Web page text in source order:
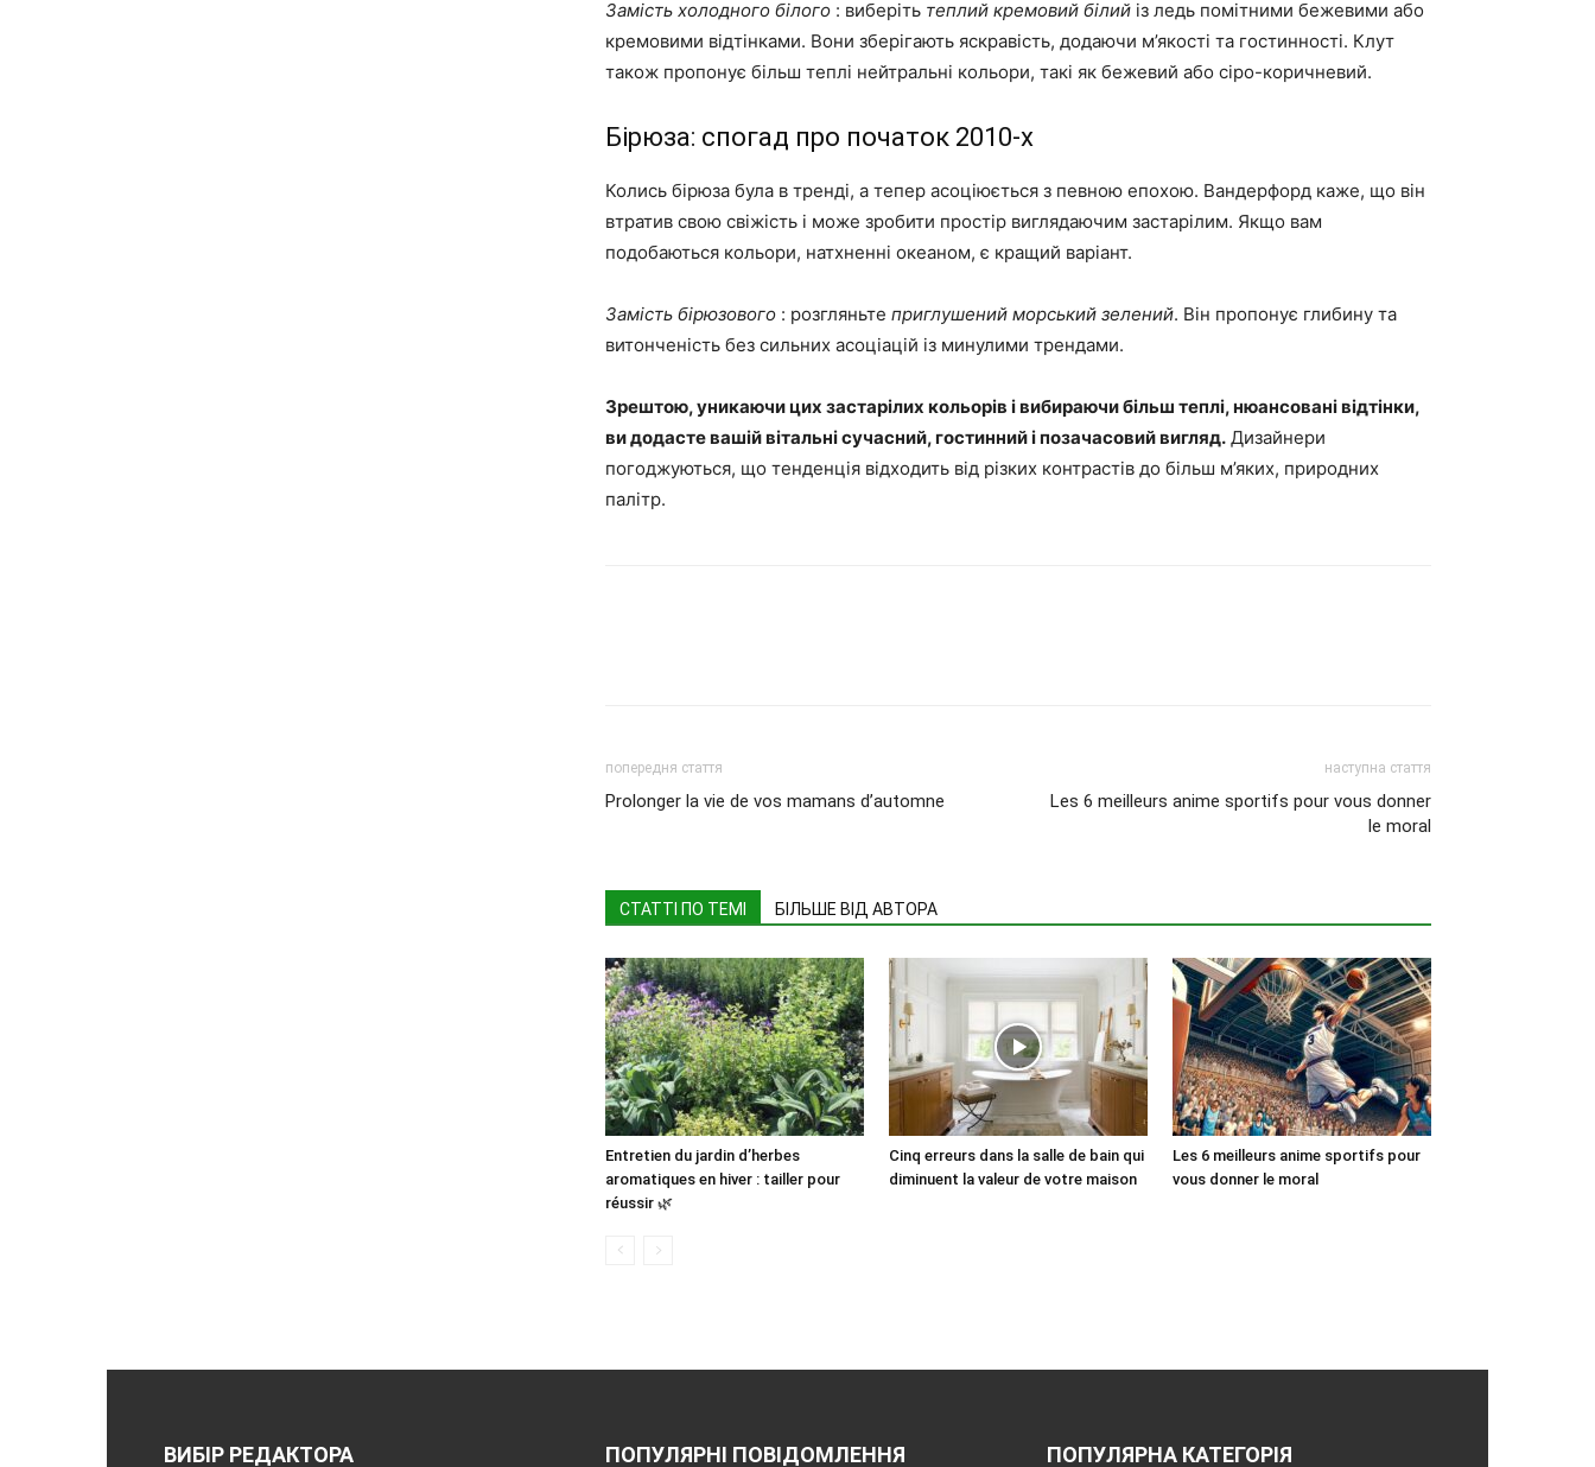
Замість холодного білого : виберіть теплий кремовий білий із ледь помітними бежевими або
кремовими відтінками. Вони зберігають яскравість, додаючи м’якості та гостинності. Клут
також пропонує більш теплі нейтральні кольори, такі як бежевий або сіро-коричневий.
Бірюза: спогад про початок 2010-х
Колись бірюза була в тренді, а тепер асоціюється з певною епохою. Вандерфорд каже, що він
втратив свою свіжість і може зробити простір виглядаючим застарілим. Якщо вам
подобаються кольори, натхненні океаном, є кращий варіант.
Замість бірюзового : розгляньте приглушений морський зелений. Він пропонує глибину та
витонченість без сильних асоціацій із минулими трендами.
Зрештою, уникаючи цих застарілих кольорів і вибираючи більш теплі, нюансовані відтінки,
ви додасте вашій вітальні сучасний, гостинний і позачасовий вигляд. Дизайнери
погоджуються, що тенденція відходить від різких контрастів до більш м’яких, природних
палітр.
попередня стаття
Prolonger la vie de vos mamans d’automne
наступна стаття
Les 6 meilleurs anime sportifs pour vous donner
le moral
СТАТТІ ПО ТЕМІ БІЛЬШЕ ВІД АВТОРА
Entretien du jardin d’herbes
aromatiques en hiver : tailler pour
réussir 🌿
Cinq erreurs dans la salle de bain qui
diminuent la valeur de votre maison
Les 6 meilleurs anime sportifs pour
vous donner le moral
ВИБІР РЕДАКТОРА ПОПУЛЯРНІ ПОВІДОМЛЕННЯ ПОПУЛЯРНА КАТЕГОРІЯ